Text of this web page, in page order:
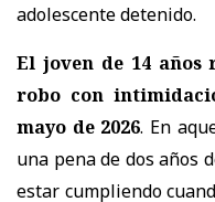
adolescente detenido.
El joven de 14
robo con
mayo de 2026. En
una pena de dos años
estar cumpliendo